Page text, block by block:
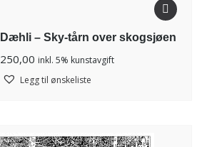
– Sky-tårn over skogsjøen
inkl. 5% kunstavgift
Legg til ønskeliste